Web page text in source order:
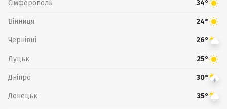
Сімферополь 34°
Вінниця 24°
Чернівці 26°
Луцьк 25°
Дніпро 30°
Донецьк 35°